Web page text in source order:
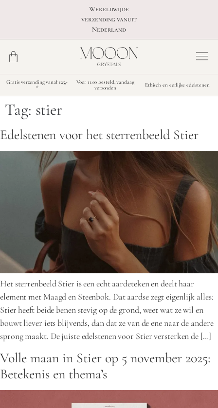
Wereldwijde
verzending vanuit
Nederland
Gratis verzending vanaf 125,-
*
Voor 11:00 besteld, vandaag
verzonden
Ethisch en eerlijke edelstenen
Tag: stier
Edelstenen voor het sterrenbeeld Stier
Het sterrenbeeld Stier is een echt aardeteken en deelt haar
element met Maagd en Steenbok. Dat aardse zegt eigenlijk alles:
Stier heeft beide benen stevig op de grond, weet wat ze wil en
bouwt liever iets blijvends, dan dat ze van de ene naar de andere
sprong maakt. De juiste edelstenen voor Stier versterken de […]
Volle maan in Stier op 5 november 2025:
Betekenis en thema’s